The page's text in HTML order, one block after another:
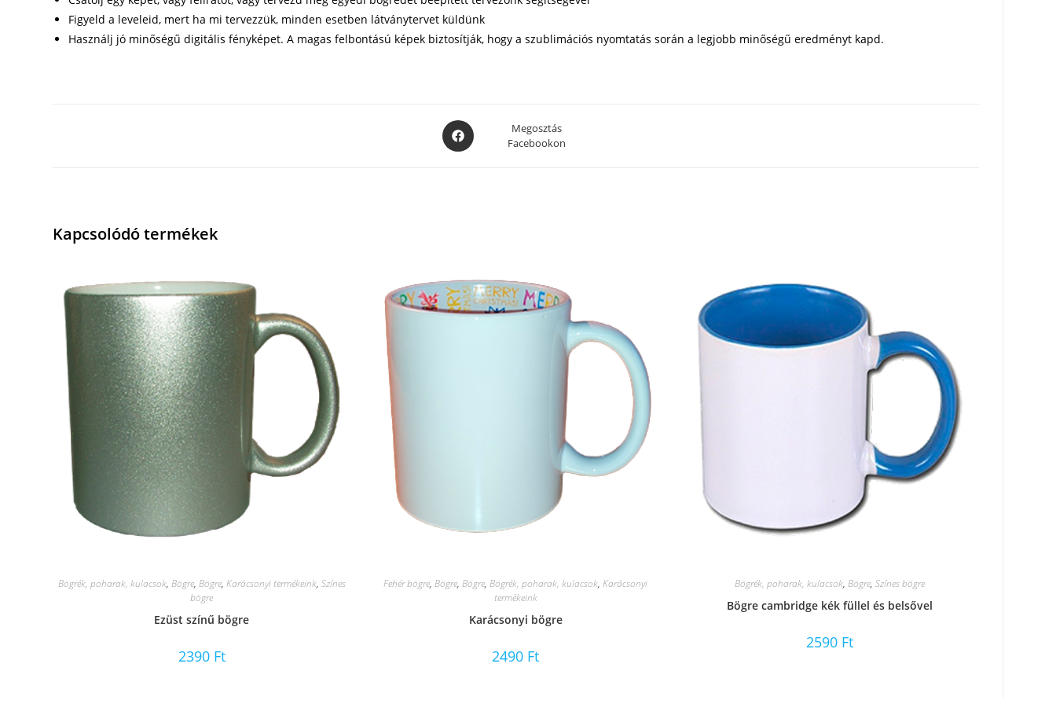
Figyeld a leveleid, mert ha mi tervezzük, minden esetben látványtervet küldünk
Használj jó minőségű digitális fényképet. A magas felbontású képek biztosítják, hogy a szublimációs nyomtatás során a legjobb minőségű eredményt kapd.
Opens
in
Megosztás
Facebookon
Kapcsolódó termékek
Bögrék, poharak, kulacsok, Bögre, Bögre, Karácsonyi termékeink, Színes
bögre
Ezüst színű bögre
2390 Ft
Fehér bögre,Bögre,Bögre,Bögrék, poharak, kulacsok,Karácsonyi
termékeink
Karácsonyi bögre
2490 Ft
Bögrék, poharak, kulacsok, Bögre, Színes bögre
Bögre cambridge kék füllel és belsővel
2590 Ft